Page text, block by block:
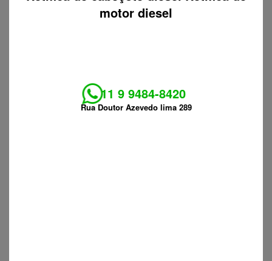
motor diesel
11 9 9484-8420
Rua Doutor Azevedo lima 289